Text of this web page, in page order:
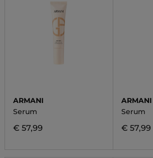
ARMANI
Serum
€ 57,99
ARMANI
Serum
€ 57,99